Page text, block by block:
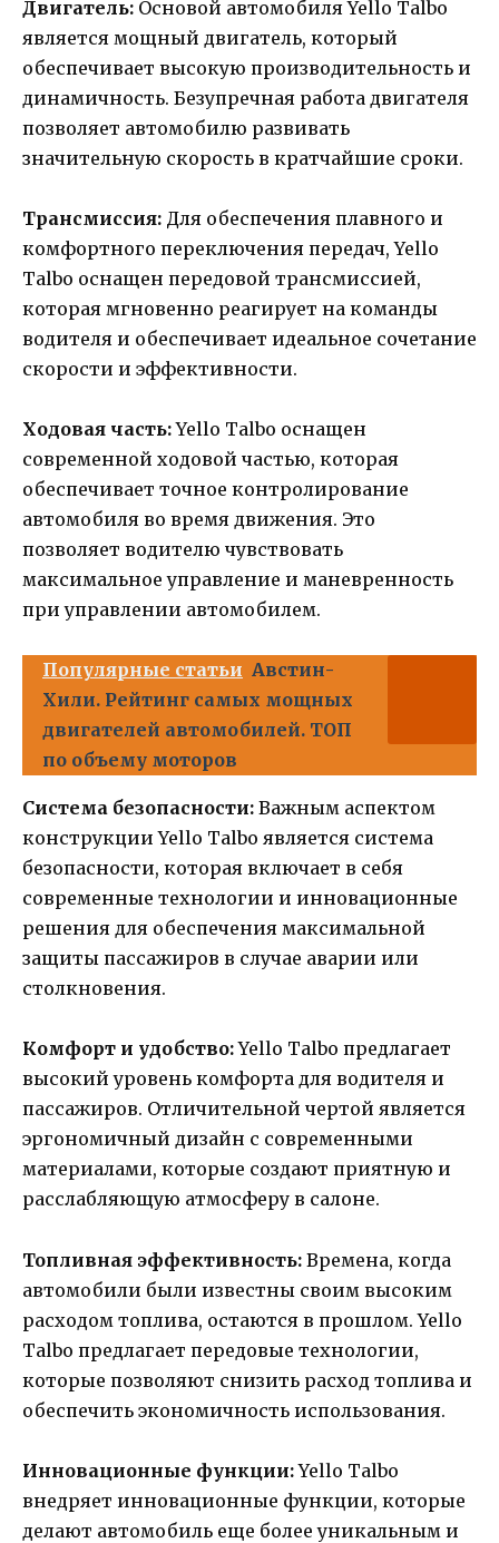
Двигатель: Основой автомобиля Yello Talbo
является мощный двигатель, который
обеспечивает высокую производительность и
динамичность. Безупречная работа двигателя
позволяет автомобилю развивать
значительную скорость в кратчайшие сроки.
Трансмиссия: Для обеспечения плавного и
комфортного переключения передач, Yello
Talbo оснащен передовой трансмиссией,
которая мгновенно реагирует на команды
водителя и обеспечивает идеальное сочетание
скорости и эффективности.
Ходовая часть:Yello Talbo оснащен
современной ходовой частью, которая
обеспечивает точное контролирование
автомобиля во время движения. Это
позволяет водителю чувствовать
максимальное управление и маневренность
при управлении автомобилем.
Популярные статьи Австин-
Хили. Рейтинг самых мощных
двигателей автомобилей. ТОП
по объему моторов
Система безопасности: Важным аспектом
конструкции Yello Talbo является система
безопасности, которая включает в себя
современные технологии и инновационные
решения для обеспечения максимальной
защиты пассажиров в случае аварии или
столкновения.
Комфорт и удобство:Yello Talbo предлагает
высокий уровень комфорта для водителя и
пассажиров. Отличительной чертой является
эргономичный дизайн с современными
материалами, которые создают приятную и
расслабляющую атмосферу в салоне.
Топливная эффективность: Времена, когда
автомобили были известны своим высоким
расходом топлива, остаются в прошлом. Yello
Talbo предлагает передовые технологии,
которые позволяют снизить расход топлива и
обеспечить экономичность использования.
Инновационные функции:Yello Talbo
внедряет инновационные функции, которые
делают автомобиль еще более уникальным и